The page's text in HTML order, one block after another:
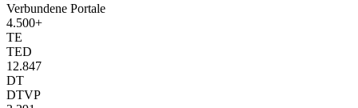
Verbundene Portale
4.500+
TE
TED
12.847
DT
DTVP